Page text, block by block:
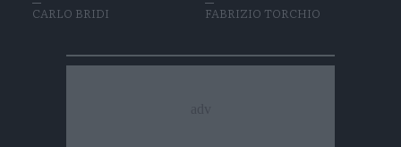
CARLO BRIDI FABRIZIO TORCHIO